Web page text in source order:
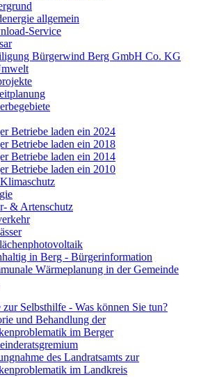
allgemein
Service
Bürgerwind Berg GmbH Co. KG
Betriebe laden ein 2024
Betriebe laden ein 2018
Betriebe laden ein 2014
Betriebe laden ein 2010
& Artenschutz
in Berg - Bürgerinformation
Wärmeplanung in der Gemeinde
Selbsthilfe - Was können Sie tun?
und Behandlung der
im Berger
des Landratsamts zur
im Landkreis